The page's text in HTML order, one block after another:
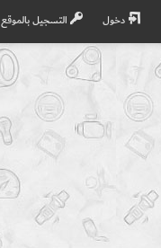
دخول التسجيل بالموقع